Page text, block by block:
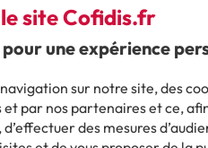
énergie ?
énergie (qui est édité au
gaz, par exemple, afin de
dos du chèque pour un
échéancier si vous êtes
qu'il est tout à faitpossible
site Cofidis.fr
une expérience
sur notre site, des
par nos partenaires et ce,
des mesures